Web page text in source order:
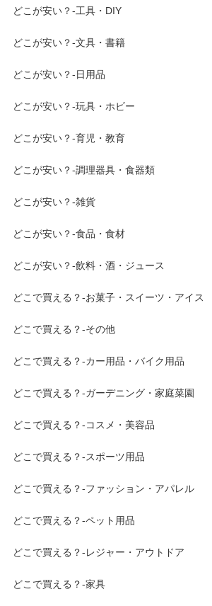
どこが安い？-工具・DIY
どこが安い？-文具・書籍
どこが安い？-日用品
どこが安い？-玩具・ホビー
どこが安い？-育児・教育
どこが安い？-調理器具・食器類
どこが安い？-雑貨
どこが安い？-食品・食材
どこが安い？-飲料・酒・ジュース
どこで買える？-お菓子・スイーツ・アイス
どこで買える？-その他
どこで買える？-カー用品・バイク用品
どこで買える？-ガーデニング・家庭菜園
どこで買える？-コスメ・美容品
どこで買える？-スポーツ用品
どこで買える？-ファッション・アパレル
どこで買える？-ペット用品
どこで買える？-レジャー・アウトドア
どこで買える？-家具